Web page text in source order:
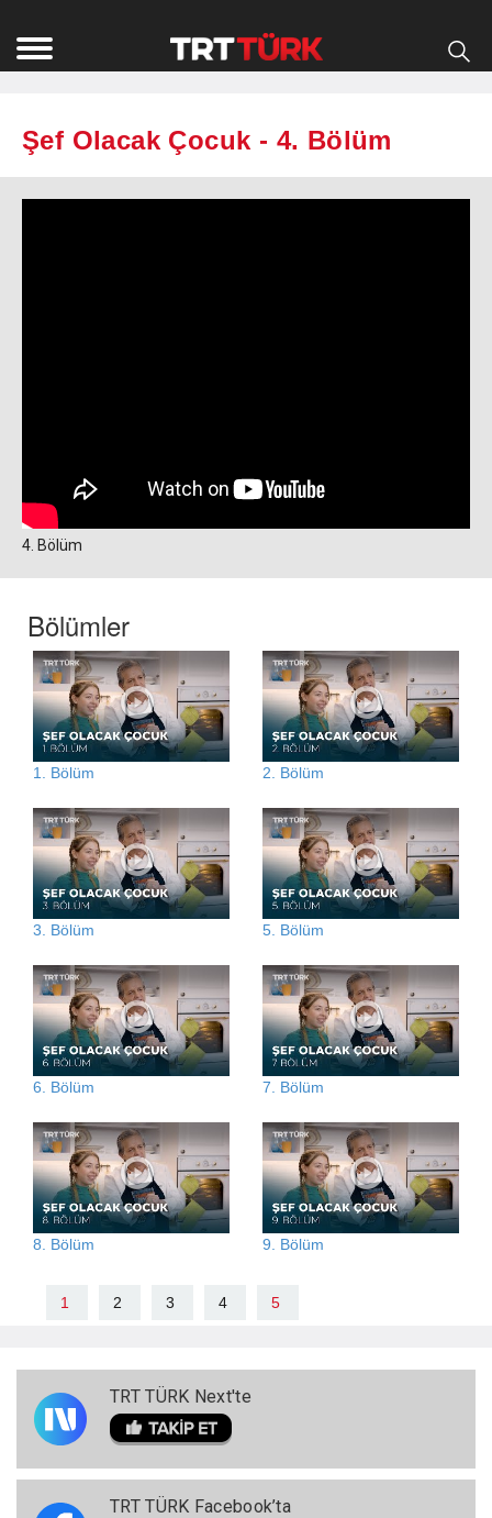
Şef Olacak Çocuk - 4. Bölüm
4. Bölüm
Bölümler
1. Bölüm 2. Bölüm
3. Bölüm 5. Bölüm
6. Bölüm 7. Bölüm
8. Bölüm 9. Bölüm
1 2 3 4 5
TRT TÜRK Next'te
TRT TÜRK Facebook’ta